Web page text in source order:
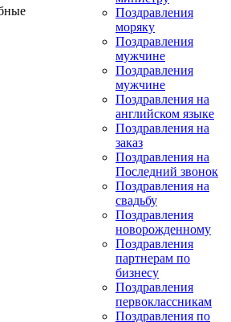
Поздравления
моряку
Поздравления
мужчине
Поздравления
мужчине
Поздравления на
английском языке
Поздравления на
заказ
Поздравления на
Последний звонок
Поздравления на
свадьбу
Поздравления
новорожденному
Поздравления
партнерам по
бизнесу
Поздравления
первоклассникам
Поздравления по